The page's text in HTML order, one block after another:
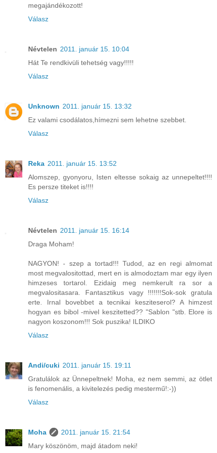
megajándékozott!
Válasz
Névtelen 2011. január 15. 10:04
Hát Te rendkivüli tehetség vagy!!!!!
Válasz
Unknown 2011. január 15. 13:32
Ez valami csodálatos,hímezni sem lehetne szebbet.
Válasz
Reka 2011. január 15. 13:52
Alomszep, gyonyoru, Isten eltesse sokaig az unnepeltet!!!!
Es persze titeket is!!!!
Válasz
Névtelen 2011. január 15. 16:14
Draga Moham!
NAGYON! - szep a tortad!!! Tudod, az en regi almomat
most megvalositottad, mert en is almodoztam mar egy ilyen
himzeses tortarol. Ezidaig meg nemkerult ra sor a
megvalositasara. Fantasztikus vagy !!!!!!!Sok-sok gratula
erte. Irnal bovebbet a tecnikai kesziteserol? A himzest
hogyan es bibol -mivel keszitetted?? "Sablon "stb. Elore is
nagyon koszonom!!! Sok puszika! ILDIKO
Válasz
Andi/cuki 2011. január 15. 19:11
Gratulálok az Ünnepeltnek! Moha, ez nem semmi, az ötlet
is fenomenális, a kivitelezés pedig mestermű!:-))
Válasz
Moha
2011. január 15. 21:54
Mary köszönöm, majd átadom neki!